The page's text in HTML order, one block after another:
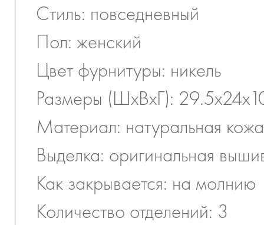
Стиль: повседневный
Пол: женский
Цвет фурнитуры: никель
Размеры (ШхВхГ):
Материал: натуральная кожа
Выделка: оригинальная
Как закрывается: на молнию
Количество отделений: 3